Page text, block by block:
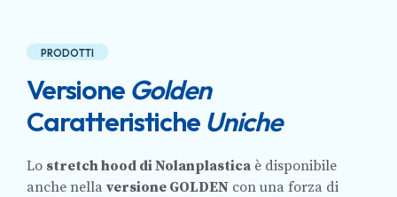
PRODOTTI
Versione Golden
Caratteristiche Uniche
Lo stretch hood di Nolanplastica è disponibile
anche nella versione GOLDEN con una forza di